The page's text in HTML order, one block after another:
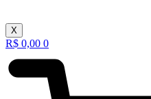
X
R$ 0,00 0